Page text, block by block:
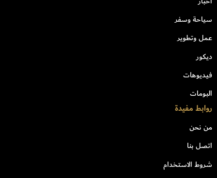
سياحة وسفر
عمل وتطوير
ديكور
فيديوهات
البومات
روابط مفيدة
من نحن
اتصل بنا
شروط الاستخدام